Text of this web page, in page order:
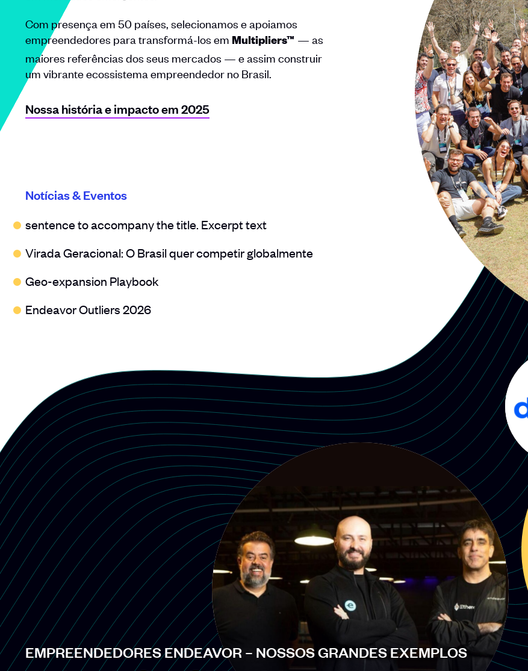
Com presença em 50 países, selecionamos e apoiamos
empreendedores para transformá-los em Multipliers™ — as
maiores referências dos seus mercados — e assim construir
um vibrante ecossistema empreendedor no Brasil.
Nossa história e impacto em 2025
Notícias & Eventos
sentence to accompany the title. Excerpt text
Virada Geracional: O Brasil quer competir globalmente
Geo-expansion Playbook
Endeavor Outliers 2026
EMPREENDEDORES ENDEAVOR – NOSSOS GRANDES EXEMPLOS
Ebanx
Alphonse Voigt, João Del Valle e Wagner Ruiz
Fintech
é uma fintech de pagamentos cross-border
que conecta empresas globais à América Latina,
permitindo métodos locais de pagamento e facilitando
a expansão internacional.